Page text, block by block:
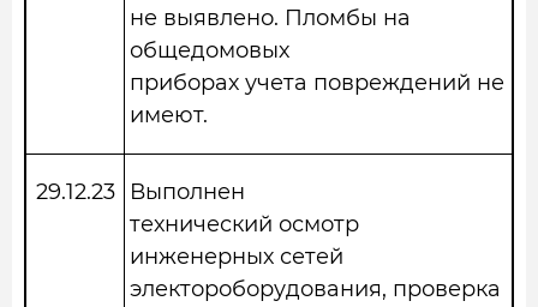
не выявлено. Пломбы на
общедомовых
приборах учета повреждений не
имеют.
29.12.23
Выполнен
технический осмотр
инженерных сетей
электороборудования, проверка